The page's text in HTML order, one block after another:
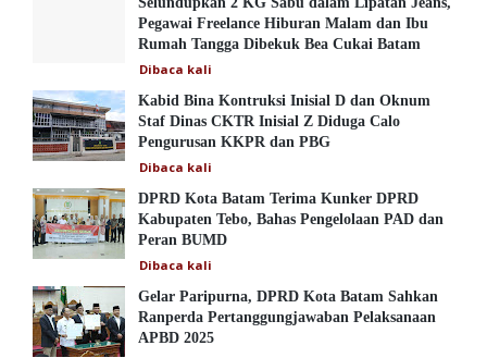
Pegawai Freelance Hiburan Malam dan Ibu
Rumah Tangga Dibekuk Bea Cukai Batam
Dibaca kali
Kabid Bina Kontruksi Inisial D dan Oknum
Staf Dinas CKTR Inisial Z Diduga Calo
Pengurusan KKPR dan PBG
Dibaca kali
DPRD Kota Batam Terima Kunker DPRD
Kabupaten Tebo, Bahas Pengelolaan PAD dan
Peran BUMD
Dibaca kali
Gelar Paripurna, DPRD Kota Batam Sahkan
Ranperda Pertanggungjawaban Pelaksanaan
APBD 2025